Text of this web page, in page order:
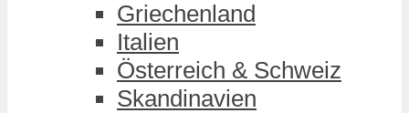
Griechenland
Italien
Österreich & Schweiz
Skandinavien